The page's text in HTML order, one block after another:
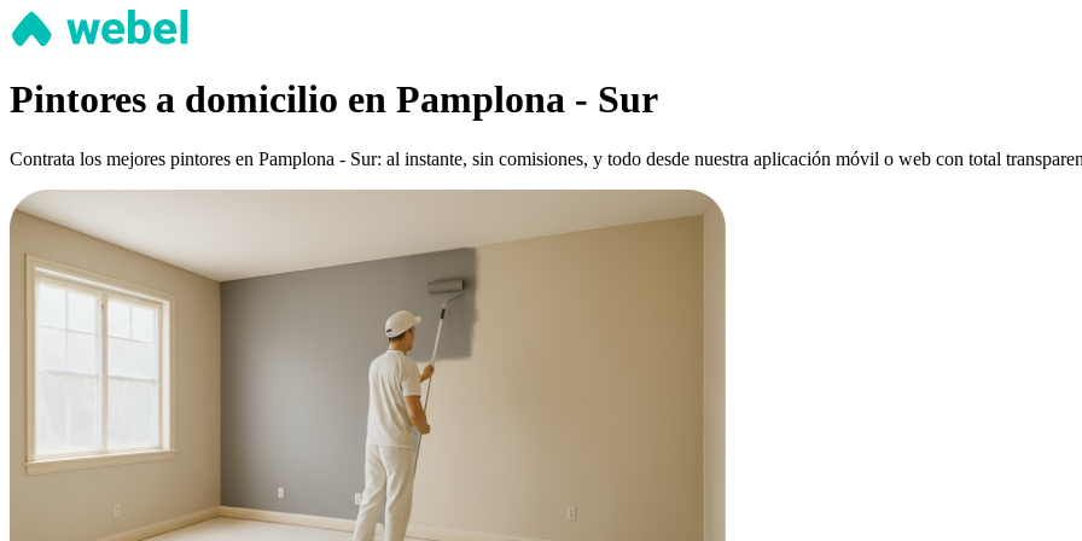
Pintores a domicilio en Pamplona - Sur
Contrata los mejores pintores en Pamplona - Sur: al instante, sin comisiones, y todo desde nuestra aplicación móvil o web con total